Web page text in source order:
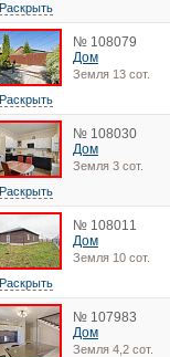
Раскрыть
№ 108079
Дом
Земля 13 сот.
Раскрыть
№ 108030
Дом
Земля 3 сот.
Раскрыть
№ 108011
Дом
Земля 10 сот.
Раскрыть
№ 107983
Дом
Земля 4,2 сот.